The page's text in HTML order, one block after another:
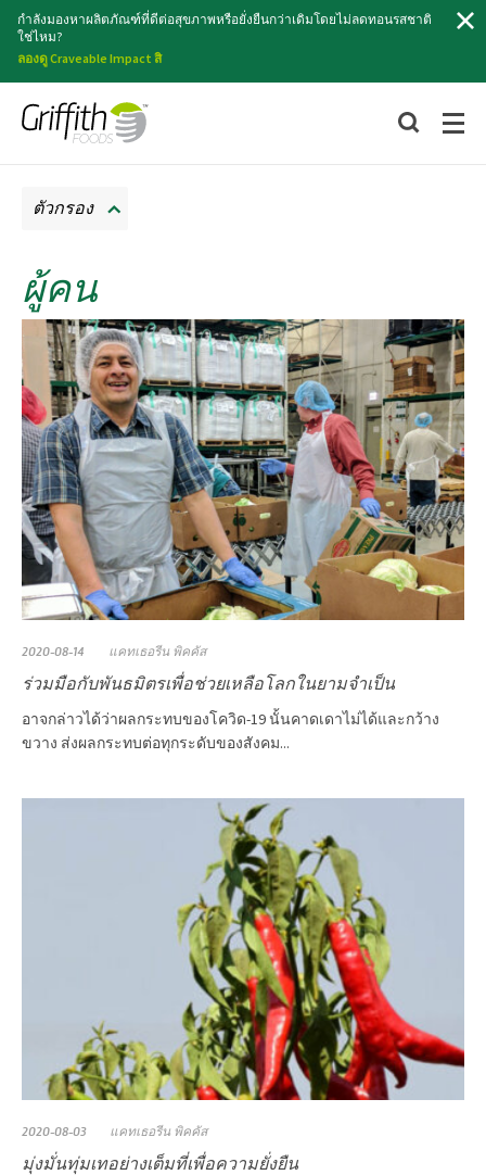
กำลังมองหาผลิตภัณฑ์ที่ดีต่อสุขภาพหรือยั่งยืนกว่าเดิมโดยไม่ลดทอนรสชาติ
ใช่ไหม?
ลองดู Craveable Impact สิ
ผู้คน
ตัวกรอง
2020-08-14 แคทเธอรีน พิคคัส
ร่วมมือกับพันธมิตรเพื่อช่วยเหลือโลกในยามจำเป็น
อาจกล่าวได้ว่าผลกระทบของโควิด-19 นั้นคาดเดาไม่ได้และกว้าง
ขวาง ส่งผลกระทบต่อทุกระดับของสังคม...
2020-08-03 แคทเธอรีน พิคคัส
มุ่งมั่นทุ่มเทอย่างเต็มที่เพื่อความยั่งยืน